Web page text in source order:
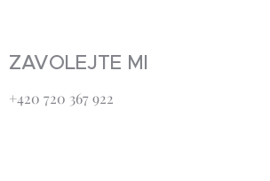
ZAVOLEJTE MI
+420 720 367 922